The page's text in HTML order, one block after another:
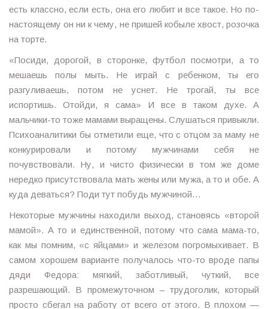
есть классно, если есть, она его любит и все такое. Но по-
настоящему он ни к чему, не пришей кобыле хвост, розочка
на торте.
«Посиди, дорогой, в сторонке, футбол посмотри, а то
мешаешь полы мыть. Не играй с ребенком, ты его
разгуливаешь, потом не уснет. Не трогай, ты все
испортишь. Отойди, я сама» И все в таком духе. А
мальчики-то тоже мамами выращены. Слушаться привыкли.
Психоаналитики бы отметили еще, что с отцом за маму не
конкурировали и потому мужчинами себя не
почувствовали. Ну, и чисто физически в том же доме
нередко присутствовала мать жены или мужа, а то и обе. А
куда деваться? Поди тут побудь мужчиной…
Некоторые мужчины находили выход, становясь «второй
мамой». А то и единственной, потому что сама мама-то,
как мы помним, «с яйцами» и железом погромыхивает. В
самом хорошем варианте получалось что-то вроде папы
дяди Федора: мягкий, заботливый, чуткий, все
разрешающий. В промежуточном – трудоголик, который
просто сбегал на работу от всего от этого. В плохом —